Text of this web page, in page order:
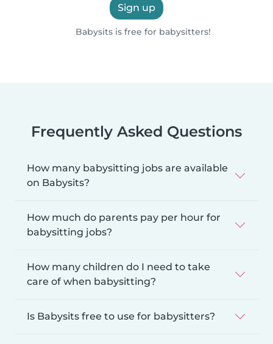
Sign up
Babysits is free for babysitters!
Frequently Asked Questions
How many babysitting jobs are available
on Babysits?
How much do parents pay per hour for
babysitting jobs?
How many children do I need to take
care of when babysitting?
Is Babysits free to use for babysitters?